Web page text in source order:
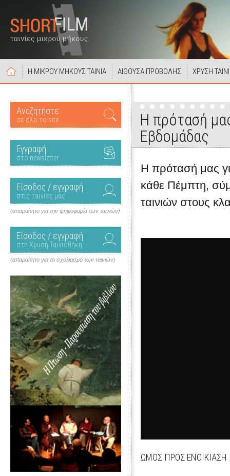
Η ΜΙΚΡΟΥ ΜΗΚΟΥΣ ΤΑΙΝΙΑ ΑΙΘΟΥΣΑ ΠΡΟΒΟΛΗΣ ΧΡΥΣΗ
Αναζητήστε
σε όλο το site
Εγγραφή
στο newsletter
Είσοδος / εγγραφή
στις ταινίες μας
(απαραίτητο για την ψηφοφορία των ταινιών)
Είσοδος / εγγραφή
στη Χρυσή Ταινιοθήκη
(απαραίτητο για το σχολιασμό των ταινιών)
Η πρότασή
Εβδομάδας
Η πρότασή μας
κάθε Πέμπτη,
ταινιών στους
ΩΜΟΣ ΠΡΟΣ ΕΝΟΙΚΙΑΣΗ